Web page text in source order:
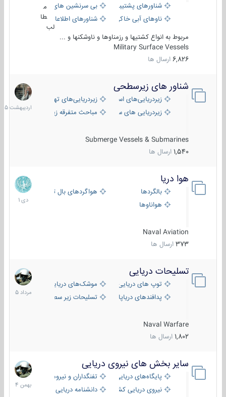
شناورهای پشتیبانی
بی سرنشین های دریایی
ناوهای آبی خاکی و نیروبرشناورهای اطلاعاتی و جاسوسی
طا
لب
مربوط به انواع کشتیها و رزمناوها و ناوشکنها و ...
Military Surface Vessels
6,826 ارسال ها
شناور های زیرسطحی
زیردریایی‌های استراتژیکزیردریایی‌های تهاجمی
زیردریایی های سبک
مباحث متفرقه زیرسطحی
Submerge Vessels & Submarines
1,540 ارسال ها
31
1405
هوا دریا
بالگردها
هواگردهای بال ثابت
هواناوها
Naval Aviation
373 ارسال ها
12
دی
1401
تسلیحات دریایی
توپ های دریایی
موشک‌های دریایی
پدافندهای دریاپایه
تسلیحات زیر سطحی
Naval Warfare
1,802 ارسال ها
2
مرداد
1405
سایر بخش های نیروی دریایی
پایگاه‌های دریایی
تفنگداران و نیروهای ویژه‌ی دریایی
نیروی دریایی کشورهای مختلفدانشنامه دریایی
22
بهمن
1404